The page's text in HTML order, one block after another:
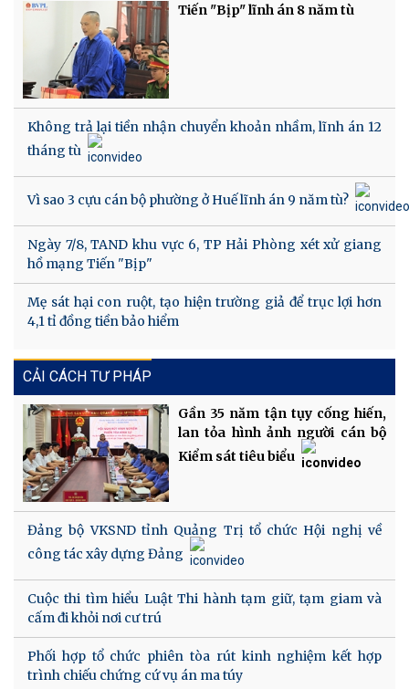
Tiến "Bịp" lĩnh án 8 năm tù
Không trả lại tiền nhận chuyển khoản nhầm, lĩnh án 12
tháng tù
Vì sao 3 cựu cán bộ phường ở Huế lĩnh án 9 năm tù?
Ngày 7/8, TAND khu vực 6, TP Hải Phòng xét xử giang
hồ mạng Tiến "Bịp"
Mẹ sát hại con ruột, tạo hiện trường giả để trục lợi hơn
4,1 tỉ đồng tiền bảo hiểm
CẢI CÁCH TƯ PHÁP
Gần 35 năm tận tụy cống hiến,
lan tỏa hình ảnh người cán bộ
Kiểm sát tiêu biểu
Đảng bộ VKSND tỉnh Quảng Trị tổ chức Hội nghị về
công tác xây dựng Đảng
Cuộc thi tìm hiểu Luật Thi hành tạm giữ, tạm giam và
cấm đi khỏi nơi cư trú
Phối hợp tổ chức phiên tòa rút kinh nghiệm kết hợp
trình chiếu chứng cứ vụ án ma túy